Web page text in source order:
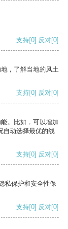
支持[0] 反对[0]
，了解当地的风土
支持[0] 反对[0]
。比如，可以增加
自动选择最优的线
支持[0] 反对[0]
私保护和安全性保
支持[0] 反对[0]